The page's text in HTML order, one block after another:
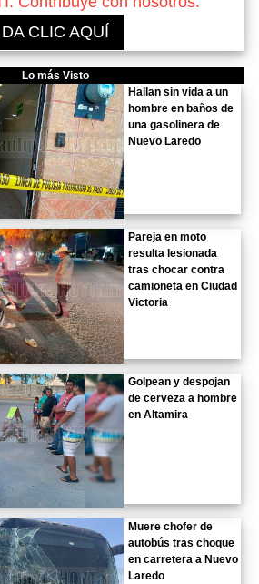
DA CLIC AQUÍ
Lo más Visto
Hallan sin vida a un
hombre en baños de
una gasolinera de
Nuevo Laredo
Pareja en moto
resulta lesionada
tras chocar contra
camioneta en Ciudad
Victoria
Golpean y despojan
de cerveza a hombre
en Altamira
Muere chofer de
autobús tras choque
en carretera a Nuevo
Laredo